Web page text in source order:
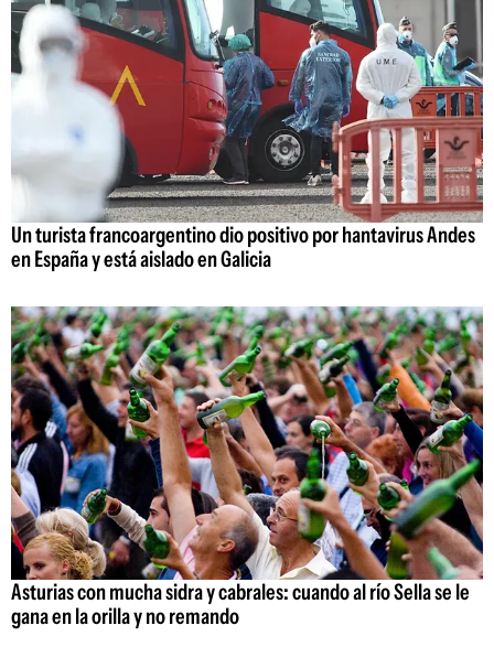
Un turista francoargentino dio positivo por hantavirus Andes
en España y está aislado en Galicia
Asturias con mucha sidra y cabrales: cuando al río Sella se le
gana en la orilla y no remando